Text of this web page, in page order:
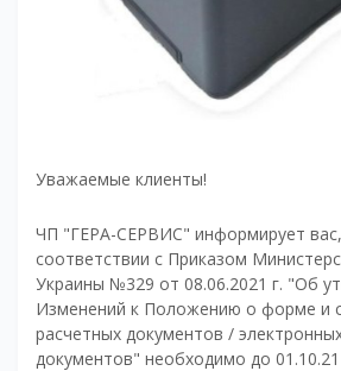
Уважаемые клиенты!
ЧП "ГЕРА-СЕРВИС" информирует
соответствии с Приказом
Украины №329 от 08.06.2021 г. "Об
Изменений к Положению о форме и
расчетных документов /
документов" необходимо до